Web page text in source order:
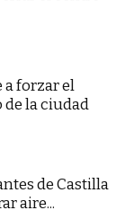
forzar el
la ciudad
de Castilla
aire...